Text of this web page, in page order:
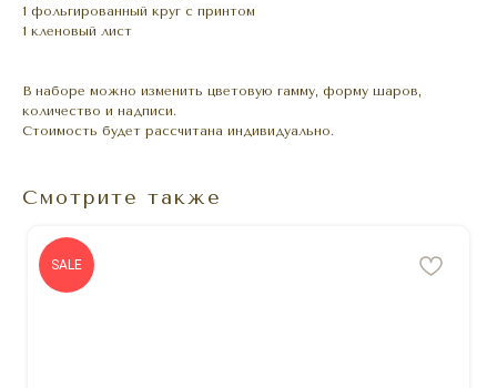
1 фольгированный круг с принтом
1 кленовый лист
В наборе можно изменить цветовую гамму, форму шаров,
количество и надписи.
Стоимость будет рассчитана индивидуально.
Смотрите также
SALE